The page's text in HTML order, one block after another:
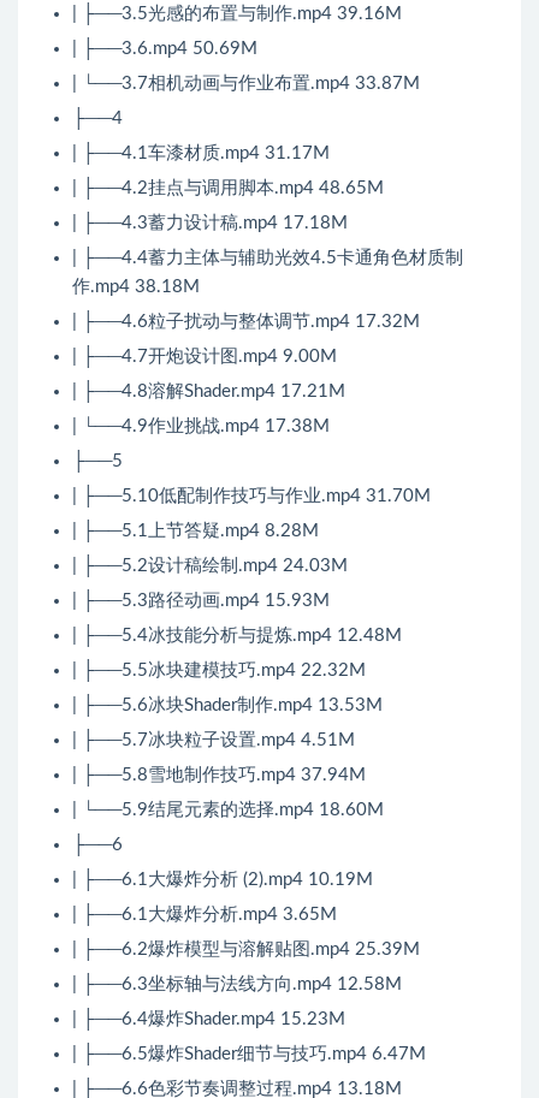
| ├──3.5光感的布置与制作.mp4 39.16M
| ├──3.6.mp4 50.69M
| └──3.7相机动画与作业布置.mp4 33.87M
├──4
| ├──4.1车漆材质.mp4 31.17M
| ├──4.2挂点与调用脚本.mp4 48.65M
| ├──4.3蓄力设计稿.mp4 17.18M
| ├──4.4蓄力主体与辅助光效4.5卡通角色材质制
作.mp4 38.18M
| ├──4.6粒子扰动与整体调节.mp4 17.32M
| ├──4.7开炮设计图.mp4 9.00M
| ├──4.8溶解Shader.mp4 17.21M
| └──4.9作业挑战.mp4 17.38M
├──5
| ├──5.10低配制作技巧与作业.mp4 31.70M
| ├──5.1上节答疑.mp4 8.28M
| ├──5.2设计稿绘制.mp4 24.03M
| ├──5.3路径动画.mp4 15.93M
| ├──5.4冰技能分析与提炼.mp4 12.48M
| ├──5.5冰块建模技巧.mp4 22.32M
| ├──5.6冰块Shader制作.mp4 13.53M
| ├──5.7冰块粒子设置.mp4 4.51M
| ├──5.8雪地制作技巧.mp4 37.94M
| └──5.9结尾元素的选择.mp4 18.60M
├──6
| ├──6.1大爆炸分析 (2).mp4 10.19M
| ├──6.1大爆炸分析.mp4 3.65M
| ├──6.2爆炸模型与溶解贴图.mp4 25.39M
| ├──6.3坐标轴与法线方向.mp4 12.58M
| ├──6.4爆炸Shader.mp4 15.23M
| ├──6.5爆炸Shader细节与技巧.mp4 6.47M
| ├──6.6色彩节奏调整过程.mp4 13.18M